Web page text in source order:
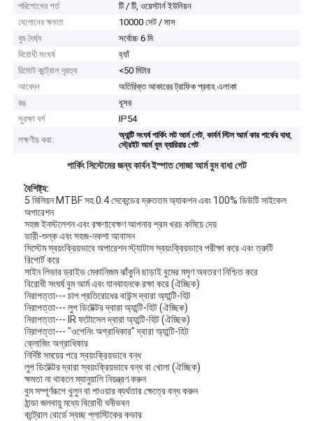
পরিশোধের শর্ত
টি / টি, ওয়েস্টার্ন ইউনিয়ন
যোগানের ক্ষমতা
10000 সেট / মাস
বুম দৈর্ঘ্য
সর্বোচ্চ 6 মি
বিরোধী সংঘর্ষ
হ্যাঁ
রিমোট কন্ট্রোল দূরত্ব
<50 মিটার
আবেদন
অতিরিক্ত আকারের ট্রাফিক প্রবাহ এলাকা
রঙ
ধূসর
সুরক্ষা বর্গ
IP54
লক্ষণীয় করা:
অ্যান্টি সংঘর্ষ পার্কিং লট আর্ম গেট,কার্বর্ন স্টিল আর্ম কার পার্কের বাধা,
স্ট্রেইট আর্ম বুম ব্যারিয়ার গেট
পার্কিং সিস্টেমের জন্য কার্বন ইস্পাত সোজা আর্ম বুম বাধা গেট
বৈশিষ্ট্য:
5 মিলিয়ন MTBF সহ 0.4 সেকেন্ডের দ্রুততম অ্যাকশন এবং 100% ডিউটি ​​সাইকেল
অপারেশন
সহজ ইনস্টলেশন এবং রক্ষণাবেক্ষণ আপনার শ্রম খরচ কমিয়ে দেয়
ভারী-শুল্ক এবং সহজ-নকশা আবাসন
সিস্টেম স্বয়ংক্রিয়ভাবে অপারেশন স্ট্যাটাস স্বয়ংক্রিয়ভাবে পরীক্ষা করে এবং ত্রুটি
রিপোর্ট করে
সাইন লিভার ড্রাইভ মেকানিজম ঝাঁকুনি ছাড়াই বুমের মসৃণ অবতরণ নিশ্চিত করে
বিরোধী সংঘর্ষ বুম আর্ম এবং যানবাহনকে রক্ষা করে (ঐচ্ছিক)
নিরাপত্তা--- চাপ প্রতিরোধের বাউন্স দ্বারা অ্যান্টি-হিট
নিরাপত্তা--- লুপ ডিটেক্টর দ্বারা অ্যান্টি-হিট (ঐচ্ছিক)
নিরাপত্তা--- IR ফটোসেল দ্বারা অ্যান্টি-হিট (ঐচ্ছিক)
নিরাপত্তা--- "ওপেনিং অগ্রাধিকার" দ্বারা অ্যান্টি-হিট
ক্লোজিং অগ্রাধিকার
নির্দিষ্ট সময়ের পরে স্বয়ংক্রিয়ভাবে বন্ধ
লুপ ডিটেক্টর দ্বারা স্বয়ংক্রিয়ভাবে বন্ধ বা খোলা (ঐচ্ছিক)
ক্ষমতা না থাকলে ম্যানুয়ালি নিয়ন্ত্রণ করুন
বুম সম্পূর্ণরূপে খুলুন বা পাওয়ার ব্যর্থতার ক্ষেত্রে বন্ধ করুন
ঠান্ডা জলবায়ু মধ্যে বিরোধী ঘনীভবন
কন্ট্রোল বোর্ডে স্বচ্ছ প্লাস্টিকের কভার